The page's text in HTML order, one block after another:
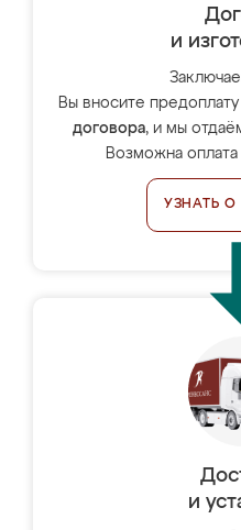
и
Вы вносите
договора, и мы
Возможна
УЗНАТЬ О
и